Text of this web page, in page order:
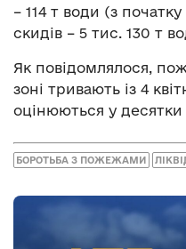
– 114 т води (з
скидів – 5 тис. 130 т
Як повідомлялося,
зоні тривають із 4
оцінюються у десятки
БОРОТЬБА З ПОЖЕЖАМИ